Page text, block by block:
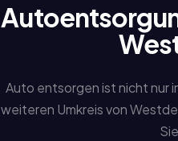
Auto entsorgen ist nicht nur
weiteren Umkreis von